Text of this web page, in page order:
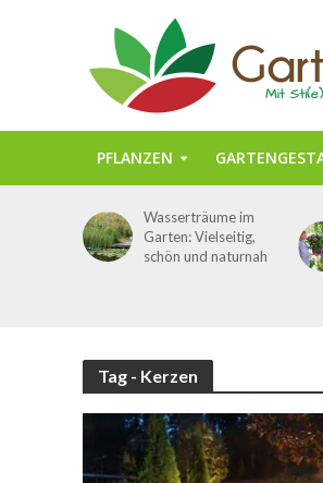
PFLANZEN
Wasserträume im
Garten: Vielseitig,
schön und naturnah
Tag - Kerzen